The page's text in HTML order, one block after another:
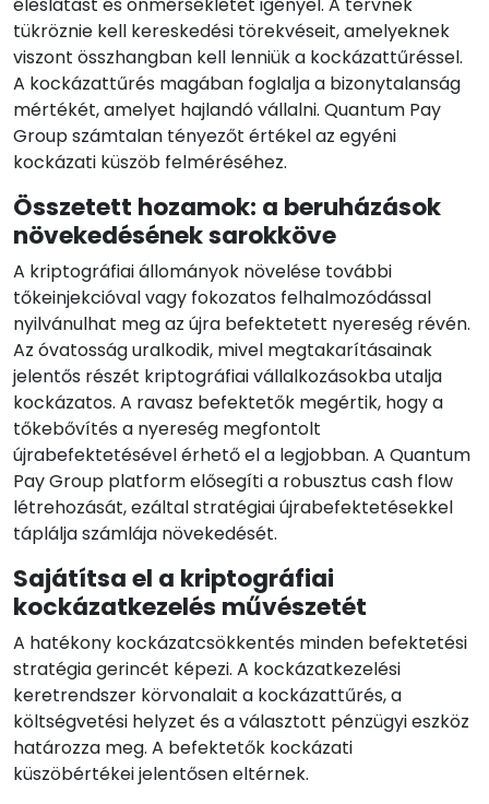
éleslátást és önmérsékletet igényel. A tervnek
tükröznie kell kereskedési törekvéseit, amelyeknek
viszont összhangban kell lenniük a kockázattűréssel.
A kockázattűrés magában foglalja a bizonytalanság
mértékét, amelyet hajlandó vállalni. Quantum Pay
Group számtalan tényezőt értékel az egyéni
kockázati küszöb felméréséhez.
Összetett hozamok: a beruházások
növekedésének sarokköve
A kriptográfiai állományok növelése további
tőkeinjekcióval vagy fokozatos felhalmozódással
nyilvánulhat meg az újra befektetett nyereség révén.
Az óvatosság uralkodik, mivel megtakarításainak
jelentős részét kriptográfiai vállalkozásokba utalja
kockázatos. A ravasz befektetők megértik, hogy a
tőkebővítés a nyereség megfontolt
újrabefektetésével érhető el a legjobban. A Quantum
Pay Group platform elősegíti a robusztus cash flow
létrehozását, ezáltal stratégiai újrabefektetésekkel
táplálja számlája növekedését.
Sajátítsa el a kriptográfiai
kockázatkezelés művészetét
A hatékony kockázatcsökkentés minden befektetési
stratégia gerincét képezi. A kockázatkezelési
keretrendszer körvonalait a kockázattűrés, a
költségvetési helyzet és a választott pénzügyi eszköz
határozza meg. A befektetők kockázati
küszöbértékei jelentősen eltérnek.